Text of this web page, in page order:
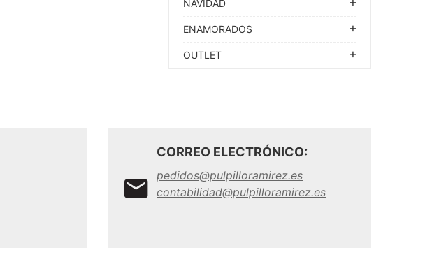
NAVIDAD
ENAMORADOS
OUTLET
CORREO ELECTRÓNICO:
pedidos@pulpilloramirez.es
contabilidad@pulpilloramirez.es